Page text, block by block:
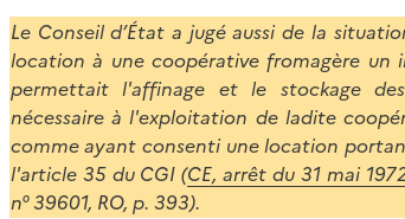
Le Conseil d’État a jugé aussi de la
location à une coopérative fromagère
permettait l'affinage et le stockage
nécessaire à l'exploitation de ladite
comme ayant consenti une location
l'article 35 du CGI (CE, arrêt du 31 mai
n° 39601, RO, p. 393).